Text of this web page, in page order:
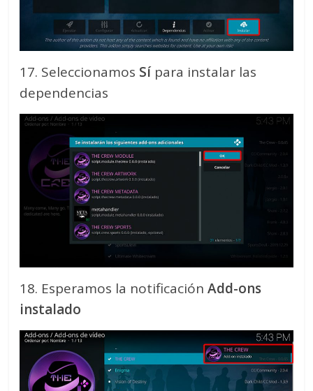
17. Seleccionamos Sí para instalar las
dependencias
18. Esperamos la notificaciónAdd-ons
instalado